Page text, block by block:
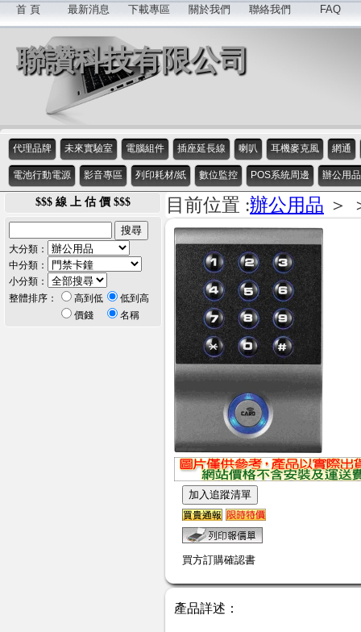
首 頁 最新消息 下載專區 關於我們 聯絡我們 FAQ
聯讚科技有限公司
代理品牌 未來實驗室 電腦組件 插座延長線 喇叭 耳機麥克風 網通
電池行動電源 影音專區 列印耗材/紙 數位監控 POS系統周邊 辦公用品
$$$ 線 上 估 價 $$$
大分類：
中分類：
小分類：
整體排序：
高到低
低到高
價錢
名稱
目前位置 :辦公用品 ＞
買方訂購確認書
產品詳述：